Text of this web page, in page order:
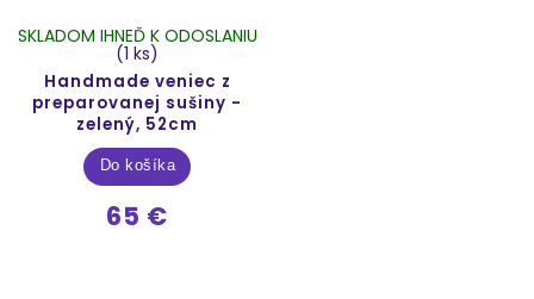
Handmade veniec z
preparovanej sušiny -
zelený, 52cm
SKLADOM IHNEĎ K ODOSLANIU
(1 ks)
65 €
Do košíka